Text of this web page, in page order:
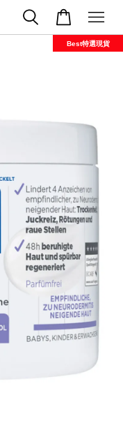
Best特選現貨